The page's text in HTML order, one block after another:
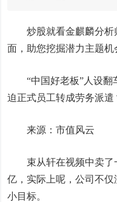
炒股就看金麒麟分析
面，助您挖掘潜力主题机
“中国好老板”人设翻
迫正式员工转成劳务派遣
来源：市值风云
束从轩在视频中卖了
亿，实际上呢，公司不
小目标。